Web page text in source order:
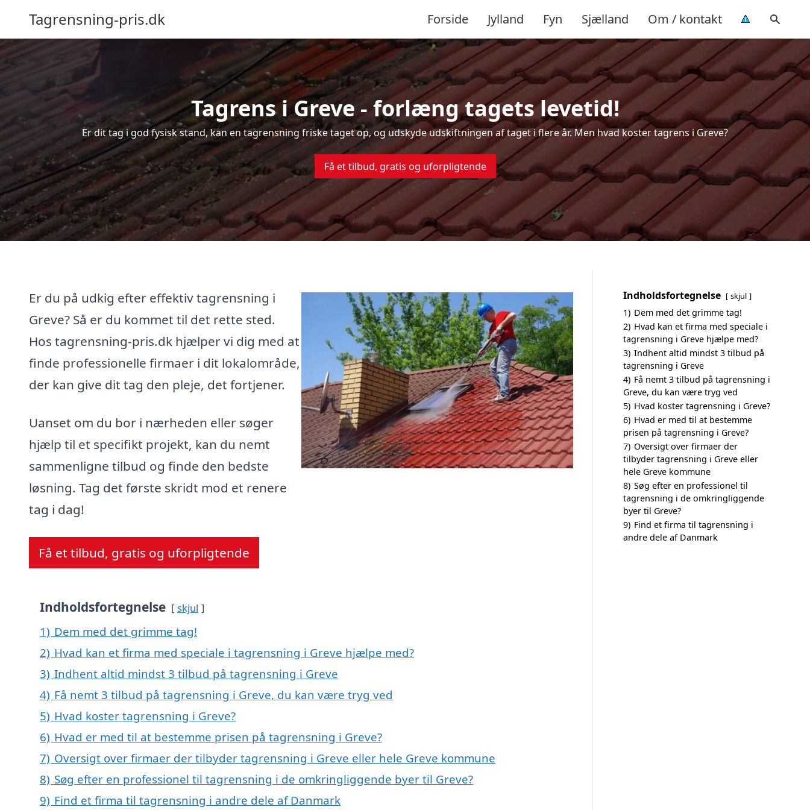
Tagrensning-pris.dk Forside Jylland Fyn Sjælland Om / kontakt
Tagrens i Greve - forlæng tagets levetid!
Er dit tag i god fysisk stand, kan en tagrensning friske taget op, og udskyde udskiftningen af taget i flere år. Men hvad koster tagrens i Greve?
Få et tilbud, gratis og uforpligtende
Er du på udkig efter effektiv tagrensning i
Greve? Så er du kommet til det rette sted.
Hos tagrensning-pris.dk hjælper vi dig med at
finde professionelle firmaer i dit lokalområde,
der kan give dit tag den pleje, det fortjener.
Uanset om du bor i nærheden eller søger
hjælp til et specifikt projekt, kan du nemt
sammenligne tilbud og finde den bedste
løsning. Tag det første skridt mod et renere
tag i dag!
Få et tilbud, gratis og uforpligtende
Indholdsfortegnelse skjul
1) Dem med det grimme tag!
2) Hvad kan et firma med speciale i tagrensning i Greve hjælpe med?
3) Indhent altid mindst 3 tilbud på tagrensning i Greve
4) Få nemt 3 tilbud på tagrensning i Greve, du kan være tryg ved
5) Hvad koster tagrensning i Greve?
6) Hvad er med til at bestemme prisen på tagrensning i Greve?
7) Oversigt over firmaer der tilbyder tagrensning i Greve eller hele Greve kommune
8) Søg efter en professionel til tagrensning i de omkringliggende byer til Greve?
9) Find et firma til tagrensning i andre dele af Danmark
Indholdsfortegnelse skjul
1) Dem med det grimme tag!
2) Hvad kan et firma med speciale i
tagrensning i Greve hjælpe med?
3) Indhent altid mindst 3 tilbud på
tagrensning i Greve
4) Få nemt 3 tilbud på tagrensning i
Greve, du kan være tryg ved
5) Hvad koster tagrensning i Greve?
6) Hvad er med til at bestemme
prisen på tagrensning i Greve?
7) Oversigt over firmaer der
tilbyder tagrensning i Greve eller
hele Greve kommune
8) Søg efter en professionel til
tagrensning i de omkringliggende
byer til Greve?
9) Find et firma til tagrensning i
andre dele af Danmark